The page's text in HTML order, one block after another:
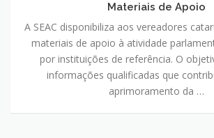
Materiais de Apoio
A SEAC disponibiliza aos vereadores
materiais de apoio à atividade
por instituições de referência. O
informações qualificadas que
aprimoramento da …